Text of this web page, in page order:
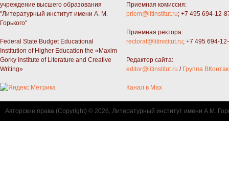
учреждение высшего образования
"Литературный институт имени А. М.
Горького"
Federal State Budget Educational
Institution of Higher Education the «Maxim
Gorky Institute of Literature and Creative
Writing»
Приемная комиссия:
priem@litinstitut.ru; +7 495 694-12-
Приемная ректора:
rectorat@litinstitut.ru; +7 495 694-
Редактор сайта:
editor@litinstitut.ru / Группа
Канал в Max
Авторские права (Copyright) © 2026, Литературный институт имени А.М.